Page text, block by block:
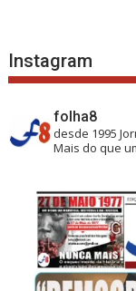
Instagram
folha8
desde 1995
Mais do que